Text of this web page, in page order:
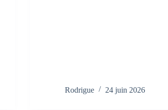
Rodrigue 24 juin 2026